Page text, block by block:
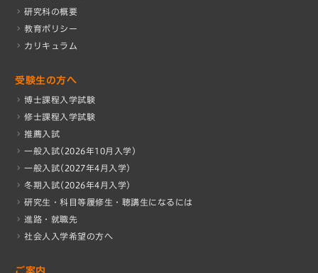
研究科の概要
教育ポリシー
カリキュラム
受験生の方へ
博士課程入学試験
修士課程入学試験
推薦入試
一般入試(2026年10月入学)
一般入試(2027年4月入学)
冬期入試(2026年4月入学)
研究生・科目等履修生・聴講生になるには
進路・就職先
社会人入学希望の方へ
ご案内